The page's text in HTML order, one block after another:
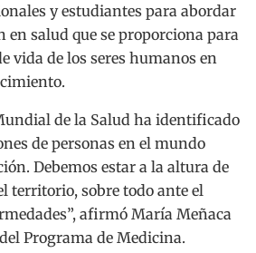
y estudiantes para abordar
en salud que se proporciona para
vida de los seres humanos en
de la Salud ha identificado
de personas en el mundo
Debemos estar a la altura de
territorio, sobre todo ante el
afirmó María Meñaca
Programa de Medicina.